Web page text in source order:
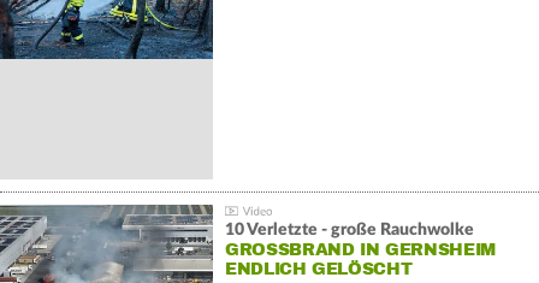
10 Verletzte - große Rauchwolke
GROSSBRAND IN GERNSHEIM E
NDLICH GELÖSCHT